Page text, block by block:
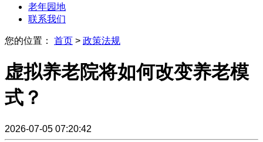
老年园地
联系我们
您的位置： 首页 > 政策法规
虚拟养老院将如何改变养老模
式？
2026-07-05 07:20:42